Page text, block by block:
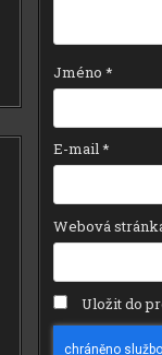
Jméno *
E-mail*
Webová
Uložit do